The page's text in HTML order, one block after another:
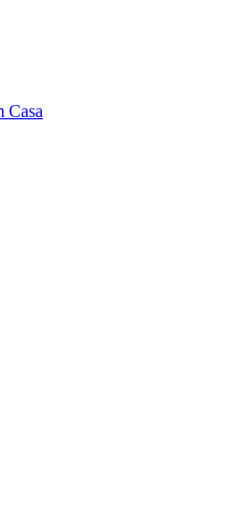
Casa